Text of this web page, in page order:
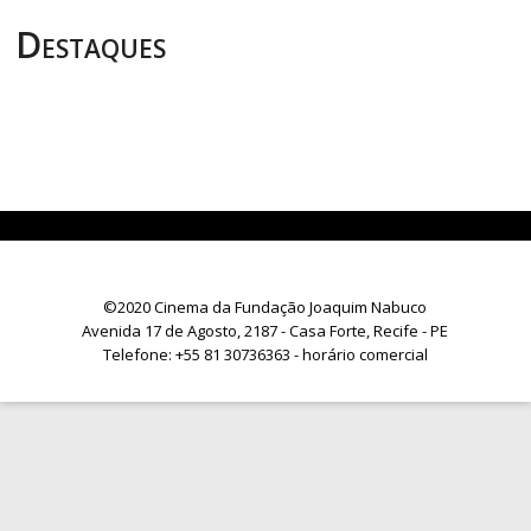
Destaques
©2020 Cinema da Fundação Joaquim Nabuco
Avenida 17 de Agosto, 2187 - Casa Forte, Recife - PE
Telefone: +55 81 30736363 - horário comercial